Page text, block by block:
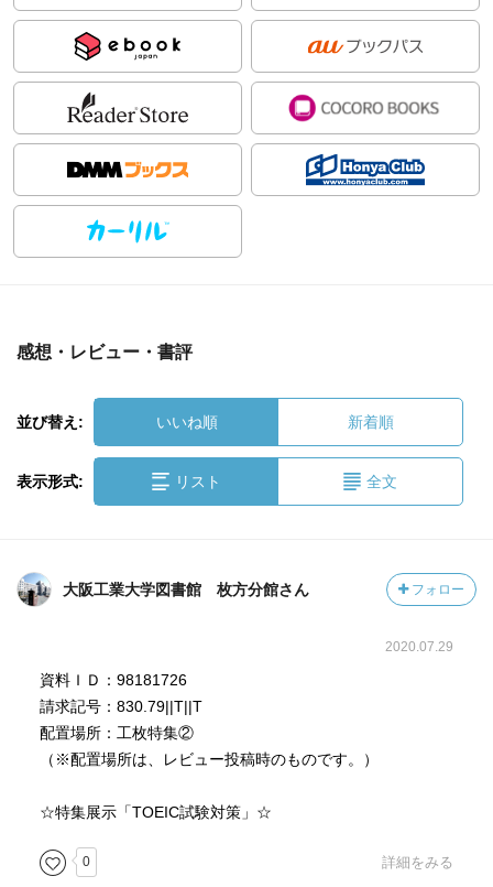
感想・レビュー・書評
並び替え: いいね順 新着順
表示形式: リスト 全文
大阪工業大学図書館 枚方分館さん フォロー
2020.07.29
資料ＩＤ：98181726
請求記号：830.79||T||T
配置場所：工枚特集②
（※配置場所は、レビュー投稿時のものです。）
☆特集展示「TOEIC試験対策」☆
0 詳細をみる